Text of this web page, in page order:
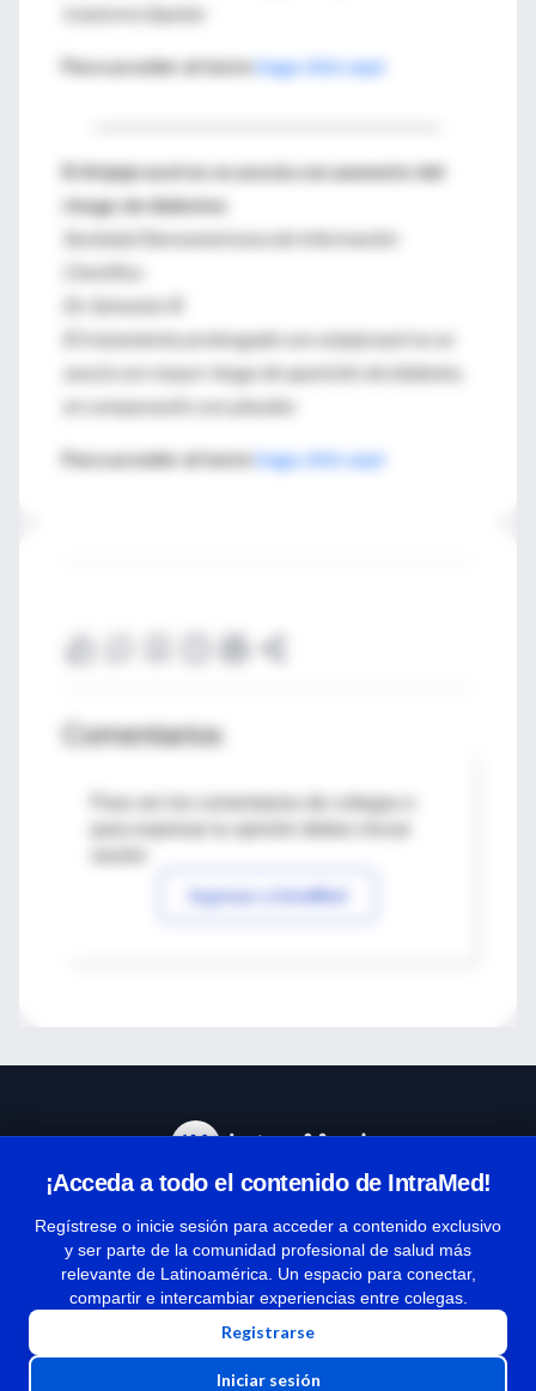
trastorno bipolar.
Para acceder al textohaga click aquí
El Aripiprazol no se asocia con aumento del
riesgo de diabetes
Sociedad Iberoamericana de Información
Científica
Dr. Sylvester B
El tratamiento prolongado con aripiprazol no se
asocia con mayor riesgo de aparición de diabetes,
en comparación con placebo
Para acceder al textohaga click aquí
Comentarios
Para ver los comentarios de colegas o
Ingresar a IntraMed
¡Acceda a todo el contenido de IntraMed!
Regístrese o inicie sesión para acceder a contenido exclusivo
y ser parte de la comunidad profesional de salud más
relevante de Latinoamérica. Un espacio para conectar,
compartir e intercambiar experiencias entre colegas.
Registrarse
Iniciar sesión
Términos y condiciones
| Políticas de privacidad
| Todos los derechos reservados | Copyright 1997-2026